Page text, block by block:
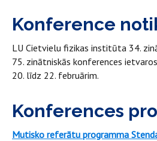
Konference
LU Cietvielu fizikas institūta 34.
75. zinātniskās konferences
20. līdz 22. februārim.
Konferences
Mutisko referātu programma